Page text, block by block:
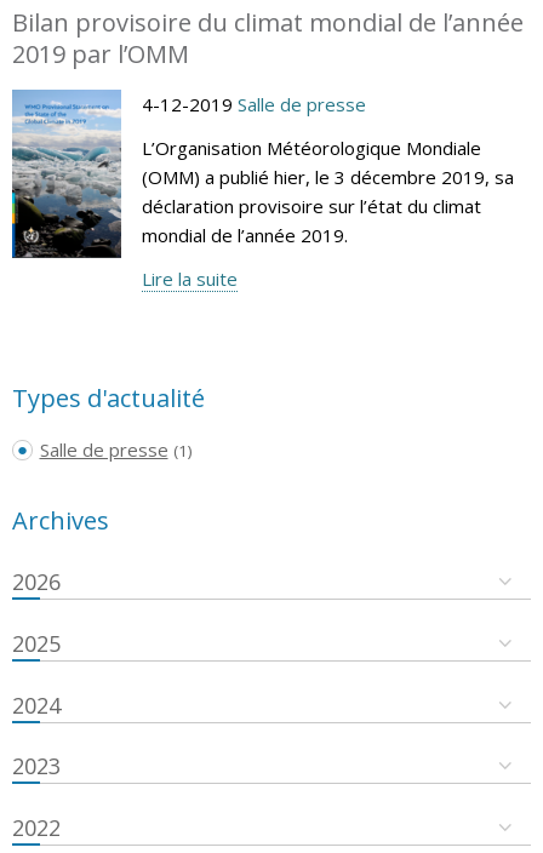
Bilan provisoire du climat mondial de l’année
2019 par l’OMM
4-12-2019 Salle de presse
L’Organisation Météorologique Mondiale
(OMM) a publié hier, le 3 décembre 2019, sa
déclaration provisoire sur l’état du climat
mondial de l’année 2019.
Lire la suite
Types d'actualité
Salle de presse (1)
Archives
2026
2025
2024
2023
2022